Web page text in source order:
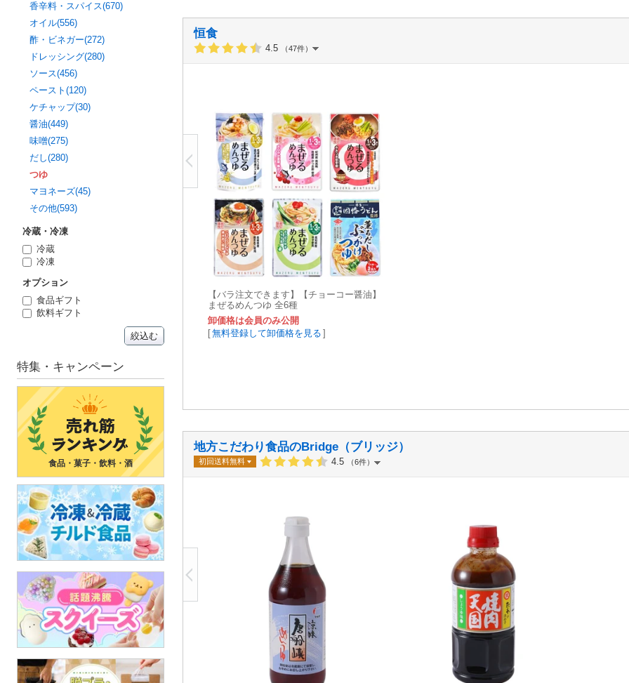
香辛料・スパイス(670)
オイル(556)
酢・ビネガー(272)
ドレッシング(280)
ソース(456)
ペースト(120)
ケチャップ(30)
醤油(449)
味噌(275)
だし(280)
つゆ
マヨネーズ(45)
その他(593)
冷蔵・冷凍
冷蔵
冷凍
オプション
食品ギフト
飲料ギフト
絞込む
特集・キャンペーン
食品・菓子・飲料・酒
恒食
4.5 （47件）
【バラ注文できます】【チョーコー醤油】
まぜるめんつゆ 全6種
卸価格は会員のみ公開
[無料登録して卸価格を見る ]
地方こだわり食品のBridge（ブリッジ）
初回送料無料 4.5 （6件）